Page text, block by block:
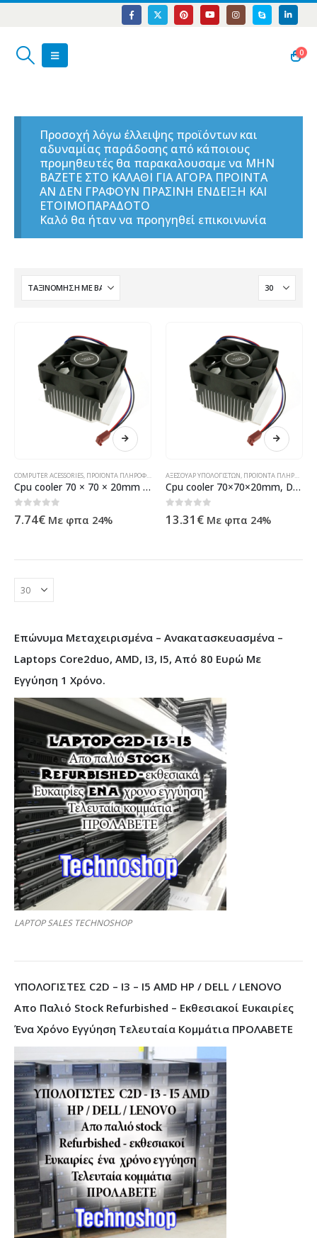
0
Προσοχή λόγω έλλειψης προϊόντων και
αδυναμίας παράδοσης από κάποιους
προμηθευτές θα παρακαλουσαμε να ΜΗΝ
ΒΑΖΕΤΕ ΣΤΟ ΚΑΛΑΘΙ ΓΙΑ ΑΓΟΡΑ ΠΡΟΙΝΤΑ
ΑΝ ΔΕΝ ΓΡΑΦΟΥΝ ΠΡΑΣΙΝΗ ΕΝΔΕΙΞΗ ΚΑΙ
ΕΤΟΙΜΟΠΑΡΑΔΟΤΟ
Καλό θα ήταν να προηγηθεί επικοινωνία
COMPUTER ACESSORIES ΠΡΟΪΌΝΤΑ ΠΛΗΡΟΦΟΡΙΚΉΣ - ΚΙΝΗΤΉΣ ΤΗΛΕΦΩΝΊΑΣ - ΗΛΕΚΤΡΟΝΙΚΆ
Cpu cooler 70 × 70 × 20mm DeepCool – 63009
0out of 5
7.74€ Με φπα 24%
ΑΞΕΣΟΥΆΡ ΥΠΟΛΟΓΙΣΤΏΝ ΠΡΟΪΌΝΤΑ ΠΛΗΡΟΦΟΡΙΚΉΣ - ΚΙΝΗΤΉΣ ΤΗΛΕΦΩΝΊΑΣ - ΗΛΕΚΤΡΟΝΙΚΆ
Cpu cooler 70×70×20mm, DeepCool – 63009
0 out of 5
13.31 € Με φπα 24%
Επώνυμα Μεταχειρισμένα – Ανακατασκευασμένα –
Laptops Core2duo, AMD, I3, I5, Από 80 Ευρώ Με
Εγγύηση 1 Χρόνο.
LAPTOP SALES TECHNOSHOP
ΥΠΟΛΟΓΙΣΤΕΣ C2D – I3 – I5 AMD HP / DELL / LENOVO
Απο Παλιό Stock Refurbished – Εκθεσιακοί Ευκαιρίες
Ένα Χρόνο Εγγύηση Τελευταία Κομμάτια ΠΡΟΛΑΒΕΤΕ